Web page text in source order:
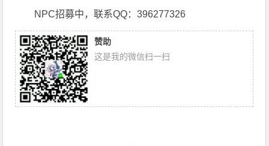
NPC招募中，联系QQ：396277326
赞助
这是我的微信扫一扫